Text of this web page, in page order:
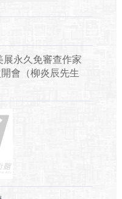
展永久免審查作家
會（柳炎辰先生